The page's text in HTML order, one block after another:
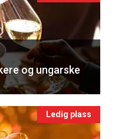
og ungarske
Ledig plass